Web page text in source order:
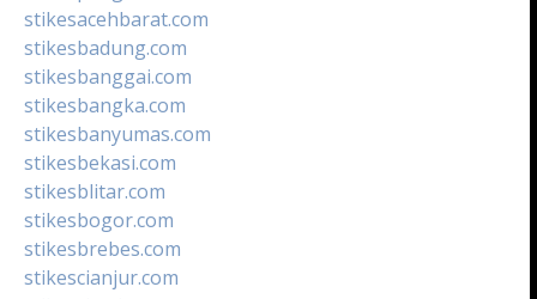
stikesacehbarat.com
stikesbadung.com
stikesbanggai.com
stikesbangka.com
stikesbanyumas.com
stikesbekasi.com
stikesblitar.com
stikesbogor.com
stikesbrebes.com
stikescianjur.com